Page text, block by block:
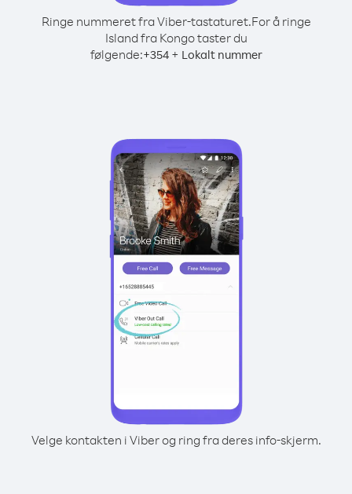
Ringe nummeret fra Viber-tastaturet.For å ringe
Island fra Kongo taster du
følgende:+354+ Lokalt nummer
Velge kontakten i Viber og ring fra deres info-skjerm.